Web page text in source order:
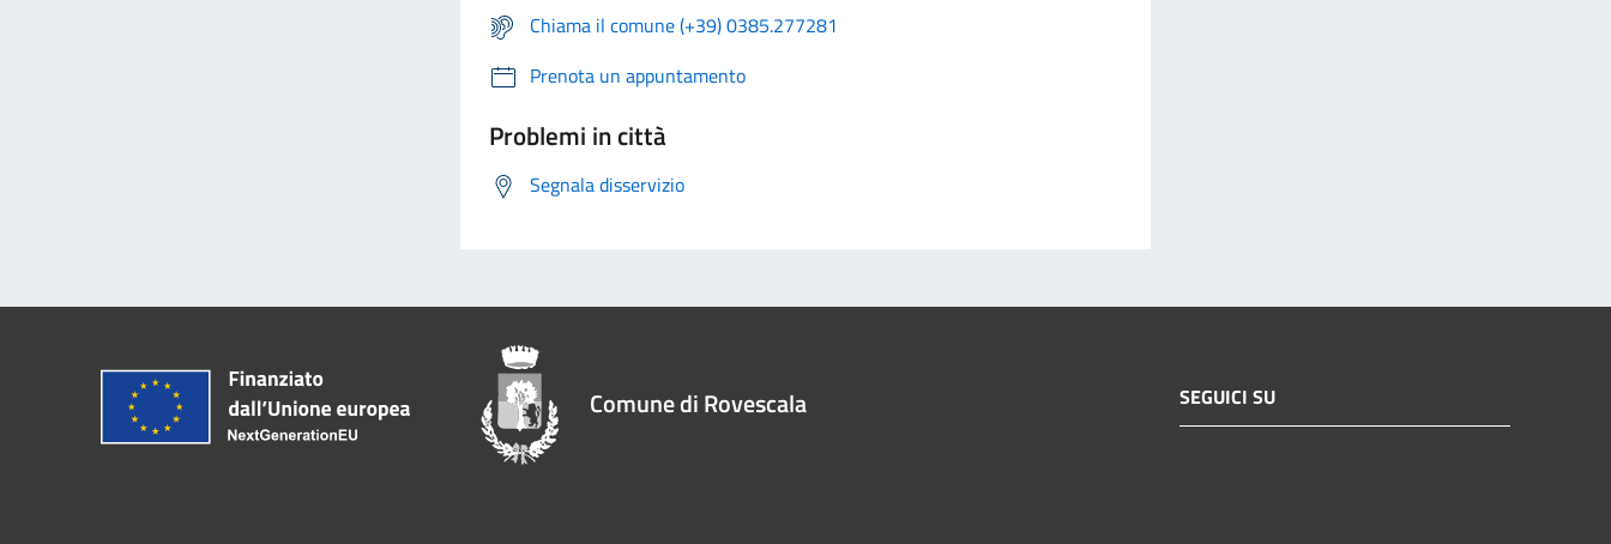
Chiama il comune (+39) 0385.277281
Prenota un appuntamento
Problemi in città
Segnala disservizio
Comune di Rovescala SEGUICI SU